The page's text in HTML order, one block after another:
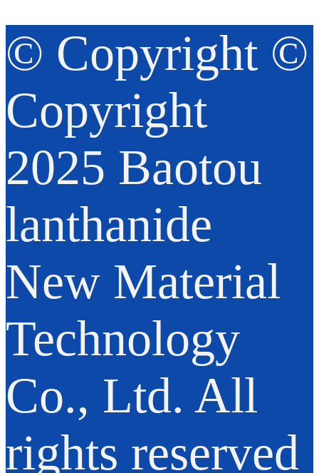
© Copyright ©
Copyright
2025 Baotou
lanthanide
New Material
Technology
Co., Ltd. All
rights reserved